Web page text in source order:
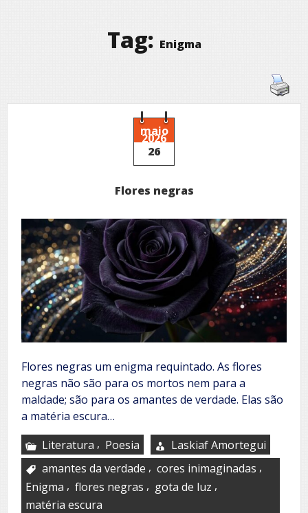
Tag: Enigma
maio
2026
26
Flores negras
Flores negras um enigma requintado. As flores
negras não são para os mortos nem para a
maldade; são para os amantes de verdade. Elas são
a matéria escura…
Literatura , Poesia
Laskiaf Amortegui
amantes da verdade , cores inimaginadas ,
Enigma , flores negras , gota de luz ,
matéria escura